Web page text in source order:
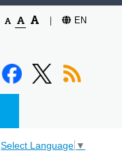
EN
Select Language ▼